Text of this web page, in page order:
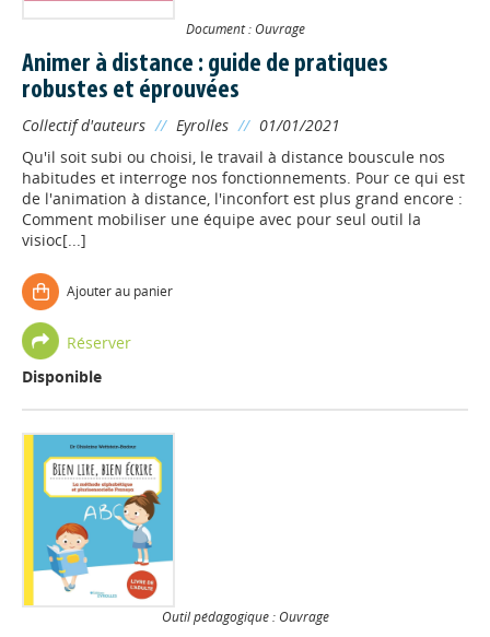
Document : Ouvrage
Animer à distance : guide de pratiques
robustes et éprouvées
Collectif d'auteurs // Eyrolles // 01/01/2021
Qu'il soit subi ou choisi, le travail à distance bouscule nos
habitudes et interroge nos fonctionnements. Pour ce qui est
de l'animation à distance, l'inconfort est plus grand encore :
Comment mobiliser une équipe avec pour seul outil la
visioc[...]
Ajouter au panier
Réserver
Disponible
Outil pédagogique : Ouvrage